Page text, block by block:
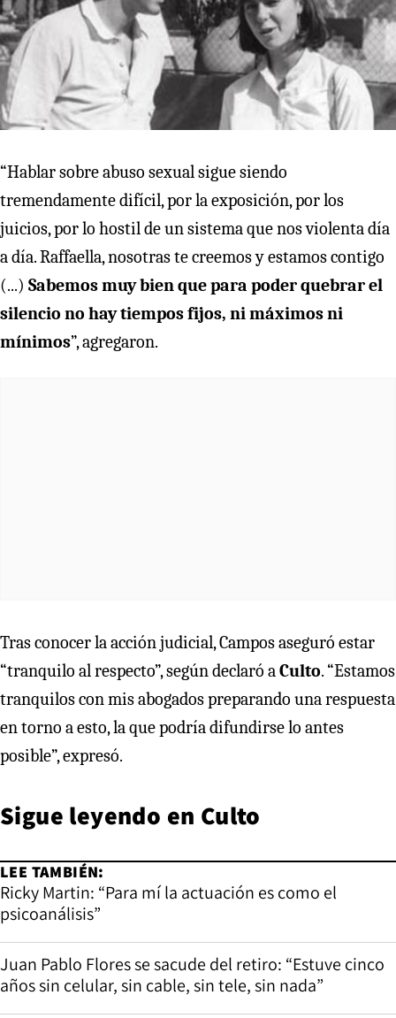
“Hablar sobre abuso sexual sigue siendo
tremendamente difícil, por la exposición, por los
juicios, por lo hostil de un sistema que nos violenta día
a día. Raffaella, nosotras te creemos y estamos contigo
(...) Sabemos muy bien que para poder quebrar el
silencio no hay tiempos fijos, ni máximos ni
mínimos”, agregaron.
Tras conocer la acción judicial, Campos aseguró estar
“tranquilo al respecto”, según declaró aCulto. “Estamos
tranquilos con mis abogados preparando una respuesta
en torno a esto, la que podría difundirse lo antes
posible”, expresó.
Sigue leyendo en Culto
LEE TAMBIÉN:
Ricky Martin: “Para mí la actuación es como el
psicoanálisis”
Juan Pablo Flores se sacude del retiro: “Estuve cinco
años sin celular, sin cable, sin tele, sin nada”